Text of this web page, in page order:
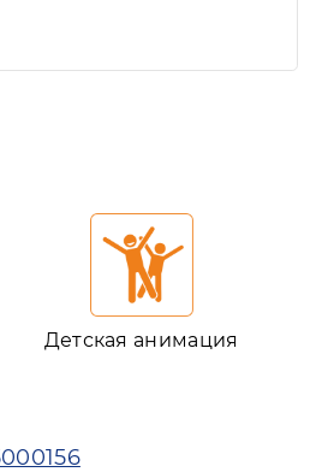
Детская анимация